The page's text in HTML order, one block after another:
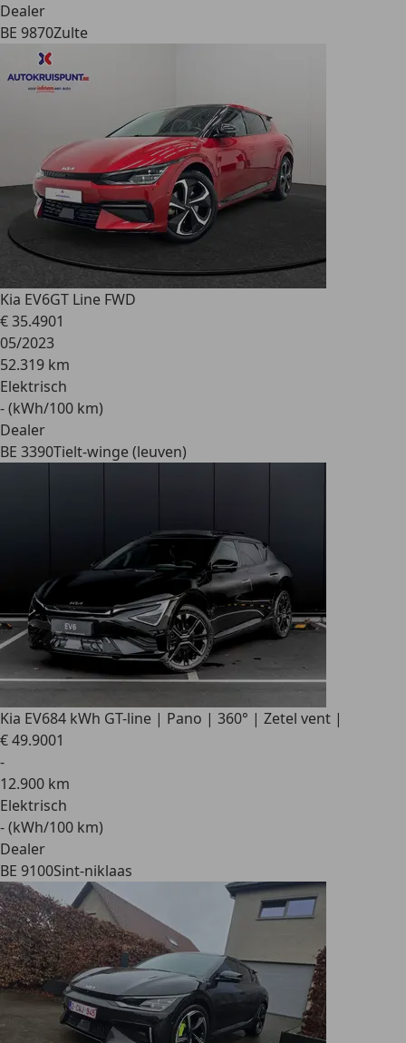
Dealer
BE 9870Zulte
Kia EV6GT Line FWD
€ 35.4901
05/2023
52.319 km
Elektrisch
- (kWh/100 km)
Dealer
BE 3390Tielt-winge (leuven)
Kia EV684 kWh GT-line | Pano | 360° | Zetel vent |
€ 49.9001
-
12.900 km
Elektrisch
- (kWh/100 km)
Dealer
BE 9100Sint-niklaas